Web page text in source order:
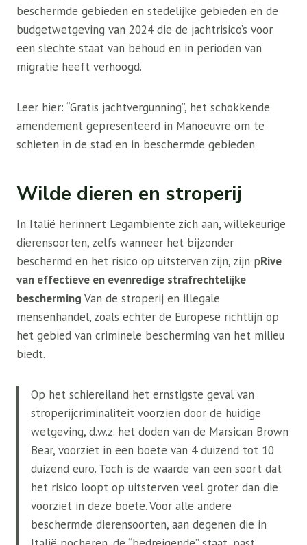
beschermde gebieden en stedelijke gebieden en de
budgetwetgeving van 2024 die de jachtrisico’s voor
een slechte staat van behoud en in perioden van
migratie heeft verhoogd.
Leer hier: “Gratis jachtvergunning”, het schokkende
amendement gepresenteerd in Manoeuvre om te
schieten in de stad en in beschermde gebieden
Wilde dieren en stroperij
In Italië herinnert Legambiente zich aan, willekeurige
dierensoorten, zelfs wanneer het bijzonder
beschermd en het risico op uitsterven zijn, zijn pRive
van effectieve en evenredige strafrechtelijke
bescherming Van de stroperij en illegale
mensenhandel, zoals echter de Europese richtlijn op
het gebied van criminele bescherming van het milieu
biedt.
Op het schiereiland het ernstigste geval van
stroperijcriminaliteit voorzien door de huidige
wetgeving, d.w.z. het doden van de Marsican Brown
Bear, voorziet in een boete van 4 duizend tot 10
duizend euro. Toch is de waarde van een soort dat
het risico loopt op uitsterven veel groter dan die
voorziet in deze boete. Voor alle andere
beschermde dierensoorten, aan degenen die in